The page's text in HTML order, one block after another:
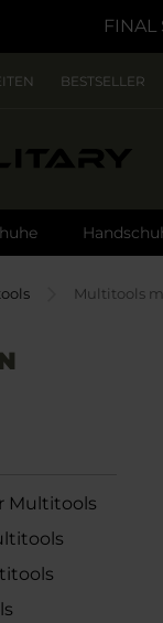
FINAL
BESTSELLER
Multitools
Multitools